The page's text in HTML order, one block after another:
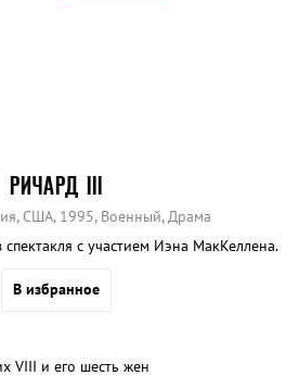
РИЧАРД III
США, 1995, Военный, Драма
с участием Иэна МакКеллена.
В избранное